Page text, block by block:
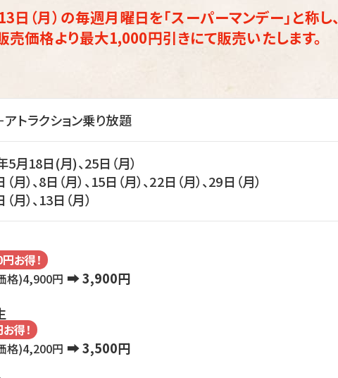
（月）の毎週月曜日を「スーパーマンデー」と称し、
売価格より最大1,000円引きにて販売いたします。
アトラクション乗り放題
5月18日(月)、25日（月）
月）、8日（月）、15日（月）、22日（月）、29日（月）
月）、13日（月）
お得！
格)4,900円 ➡ 3,900円
得！
格)4,200円 ➡ 3,500円